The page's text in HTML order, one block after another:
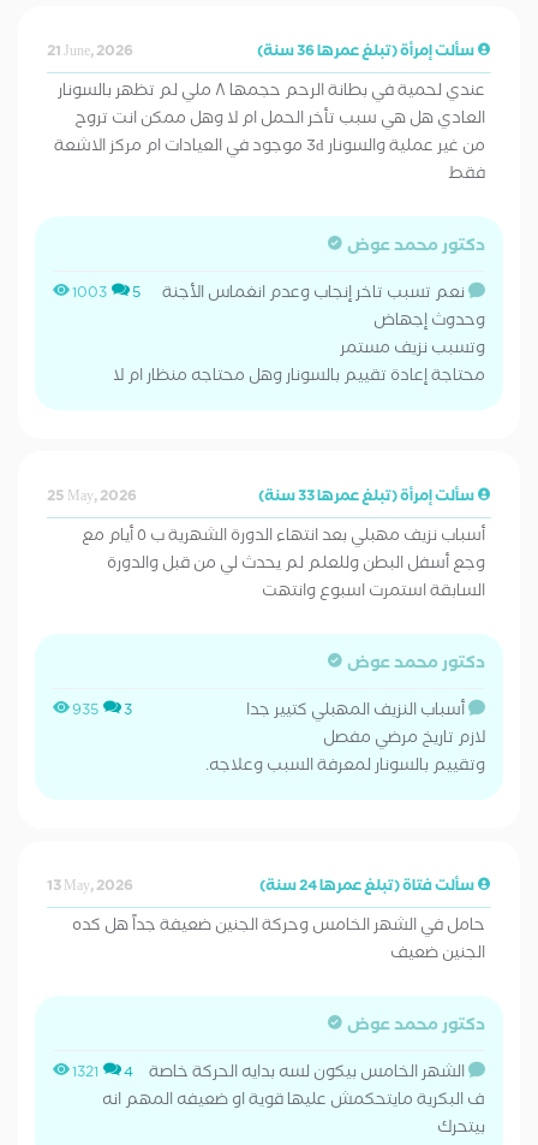
سألت إمرأة (تبلغ عمرها 36 سنة) 21 June, 2026
عندي لحمية في بطانة الرحم حجمها ٨ ملي لم تظهر بالسونار
العادي هل هي سبب تأخر الحمل ام لا وهل ممكن انت تروح
من غير عملية والسونار 3d موجود في العيادات ام مركز الاشعة
فقط
دكتور محمد عوض
1003 5
نعم تسبب تاخر إنجاب وعدم انغماس الأجنة
وحدوث إجهاض
وتسبب نزيف مستمر
محتاجة إعادة تقييم بالسونار وهل محتاجه منظار ام لا
سألت إمرأة (تبلغ عمرها 33 سنة) 25 May, 2026
أسباب نزيف مهبلي بعد انتهاء الدورة الشهرية ب ٥ أيام مع
وجع أسفل البطن وللعلم لم يحدث لي من قبل والدورة
السابقة استمرت اسبوع وانتهت
دكتور محمد عوض
935 3
أسباب النزيف المهبلي كتيير جدا
لازم تاريخ مرضي مفصل
وتقييم بالسونار لمعرفة السبب وعلاجه.
سألت فتاة (تبلغ عمرها 24 سنة) 13 May, 2026
حامل في الشهر الخامس وحركة الجنين ضعيفة جداً هل كده
الجنين ضعيف
دكتور محمد عوض
1321 4 الشهر الخامس بيكون لسه بدايه الحركة خاصة
ف البكرية مايتحكمش عليها قوية او ضعيفه المهم انه
بيتحرك